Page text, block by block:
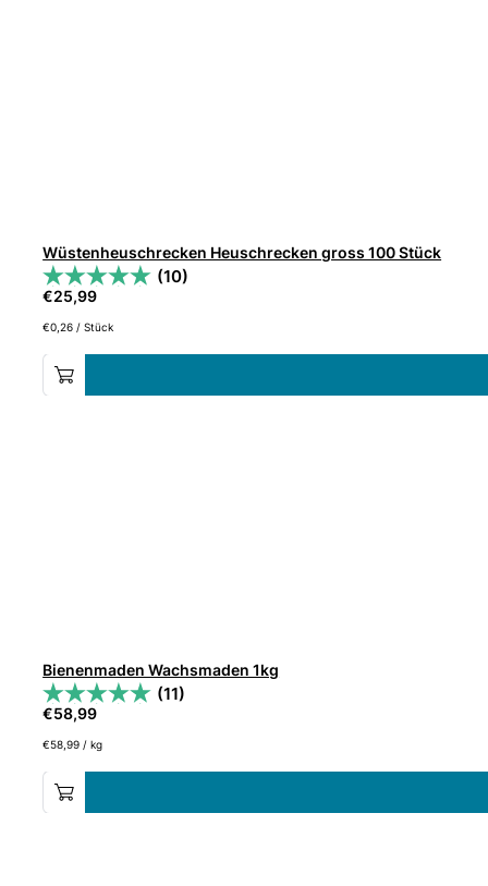
Wüstenheuschrecken Heuschrecken gross 100 Stück
(10)
€25,99
€0,26 /Stück
Bienenmaden Wachsmaden 1kg
(11)
€58,99
€58,99 /kg